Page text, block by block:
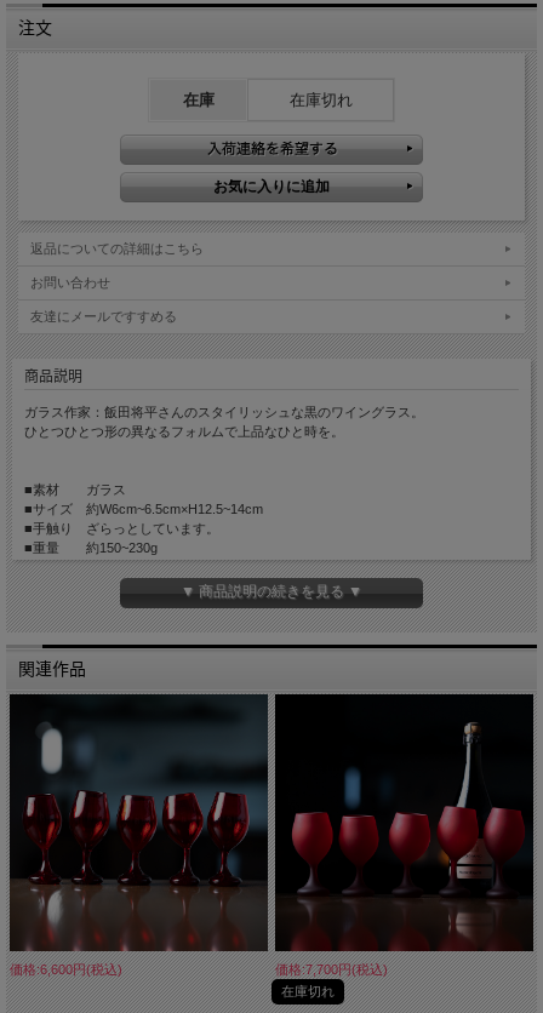
注文
在庫 在庫切れ
返品についての詳細はこちら
お問い合わせ
友達にメールですすめる
商品説明
ガラス作家：飯田将平さんのスタイリッシュな黒のワイングラス。
ひとつひとつ形の異なるフォルムで上品なひと時を。
■素材 ガラス
■サイズ 約W6cm~6.5cm×H12.5~14cm
■手触り ざらっとしています。
■重量 約150~230g
■容量 約150~180cc
■生産国 Made in Japan
▼ 商品説明の続きを見る ▼
関連作品
価格:6,600円(税込)
価格:7,700円(税込)
在庫切れ